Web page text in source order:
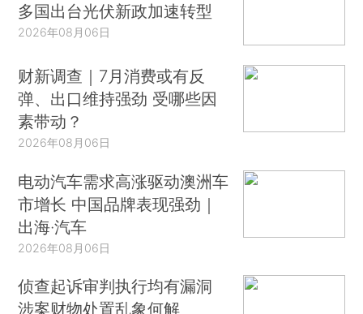
多国出台光伏新政加速转型
2026年08月06日
财新调查｜7月消费或有反
弹、出口维持强劲 受哪些因
素带动？
2026年08月06日
电动汽车需求高涨驱动澳洲车
市增长 中国品牌表现强劲｜
出海·汽车
2026年08月06日
侦查起诉审判执行均有漏洞
涉案财物处置乱象何解